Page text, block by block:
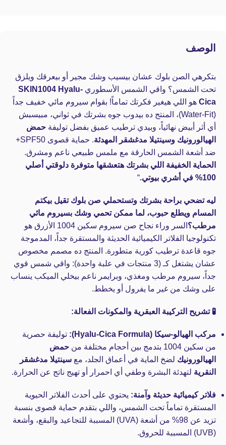
الوصف
بتكرهي الصن بلوك عشان بيسيب وشك مجير أو بيعرقك ويلزق
تحت الشمس؟ واقي الشمس الأسطوري SKIN1004 Hyalu-
Cica هو اللي هيغير فكرتك تماماً! بقوام سيروم مائي خفيف جداً
(Water-Fit)، المنتج ده بيدوب جوه بشرتك في ثواني، مبيسبش
أي أثر أبيض نهائياً، وبيدي ترطيب عميق بفضل توليفة حمض
الهيالورونيك وسينتيلا مدغشقر المهدئة
. حماية قصوى SPF50+
ضد أشعة الشمس الحارقة مع ملمس طبيعي ناعم ومشرق.
الحماية الخفيفة اللي بشرتك هتعشقها متوفرة دلوقتي أصلي
100% في أشري بيوتي.
“
ليه تضحي براحة بشرتك وتستحملي صن بلوك تقيل بيكتم
المسام ويطلع حبوب، لما ممكن تحمي وشك بسيروم مائي
مرطب؟
السر وراء نجاح صن سيروم سكين 1004 الأزرق هو
تكنولوجيا الفلاتر الكيميائية الحديثة والمستقرة جداً، المدموجة
جوه قاعدة ترطيب كورية متطورة. المنتج ده مصمم مخصوص
عشان يشتغل كـ (3 منتجات في علبة واحدة): واقي شمس قوي
جداً، سيروم مرطب ومغذي، وبرايمر ناعم بيخلي الميكب ينساب
على وشك من غير ما يفرول أو يخطط.
🧪 تشريح التركيبة العبقرية والمكونات الفعالة:
مركب الهيالو-سيكا (Hyalu-Cica Formula):
توليفة حصرية
من سكين 1004 بتدمج بين أحجام مختلفة من
حمض
الهيالورونيك لضخ الماية في أعماق الجلد، مع سينتيلا مدغشقر
النقرية لتهدئة البشرة وطفي أي احمرار أو تهيج ناتج عن الحرارة.
فلاتر كيميائية حديثة وآمنة: يحتوي على أحدث الفلاتر الحيوية
المستقرة تماماً تحت الشمس، واللي بتقدم حماية قصوى بنسبة
تزيد عن 98% من أشعة (UVA) المسببة للتجاعيد والبقع، وأشعة
(UVB) المسببة للحروق.